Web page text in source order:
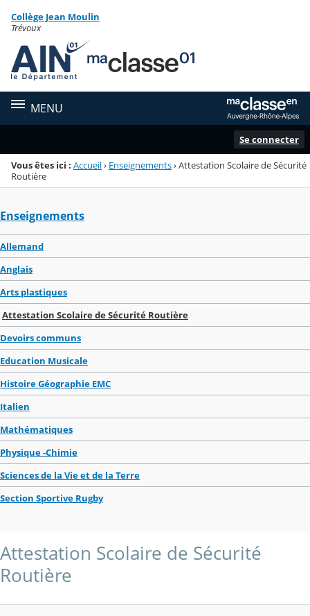
Menu de la rubrique
Contenu
Collège Jean Moulin
Trévoux
MENU
Se connecter
Vous êtes ici : Accueil› Enseignements›Attestation Scolaire de Sécurité
Routière
Enseignements
Allemand
Anglais
Arts plastiques
Attestation Scolaire de Sécurité Routière
Devoirs communs
Education Musicale
Histoire Géographie EMC
Italien
Mathématiques
Physique -Chimie
Sciences de la Vie et de la Terre
Section Sportive Rugby
Attestation Scolaire de Sécurité
Routière